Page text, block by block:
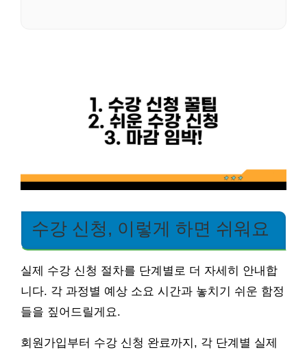
수강 신청, 이렇게 하면 쉬워요
실제 수강 신청 절차를 단계별로 더 자세히 안내합
니다. 각 과정별 예상 소요 시간과 놓치기 쉬운 함정
들을 짚어드릴게요.
회원가입부터 수강 신청 완료까지, 각 단계별 실제